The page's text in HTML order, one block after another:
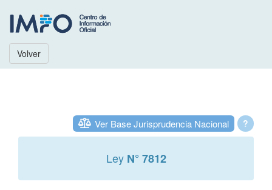
Volver
?
Ver Base Jurisprudencia Nacional
Ley N° 7812